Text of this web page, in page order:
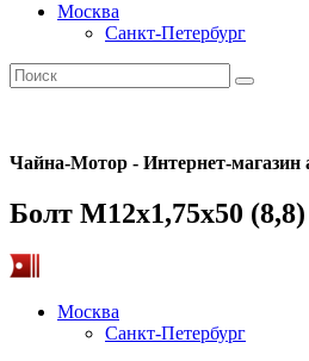
Москва
Санкт-Петербург
Чайна-Мотор - Интернет-магазин
Болт M12x1,75x50
Москва
Санкт-Петербург